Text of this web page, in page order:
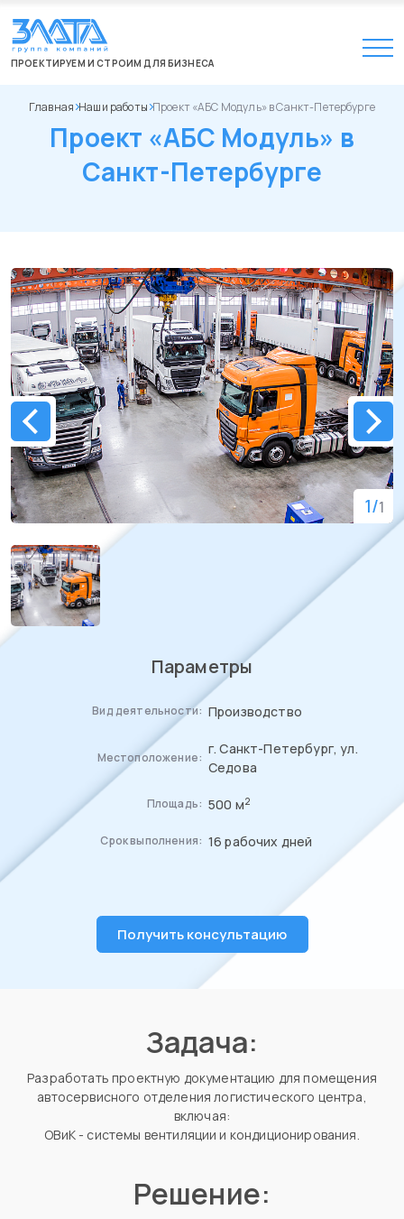
ПРОЕКТИРУЕМ И СТРОИМ ДЛЯ БИЗНЕСА
Главная Наши работы Проект «АБС Модуль» в Санкт-Петербурге
Проект «АБС Модуль» в
Санкт-Петербурге
1/1
Параметры
Вид деятельности: Производство
Местоположение:
г. Санкт-Петербург, ул.
Седова
Площадь: 500 м2
Срок выполнения: 16 рабочих дней
Получить консультацию
Задача:
Разработать проектную документацию для помещения
автосервисного отделения логистического центра,
включая:
ОВиК - системы вентиляции и кондиционирования.
Решение: